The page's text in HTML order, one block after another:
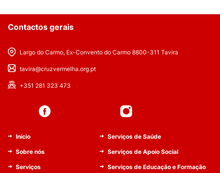
Contactos gerais
Largo do Carmo, Ex-Convento do Carmo 8800-311 Tavira
tavira@cruzvermelha.org.pt
+351 281 323 473
Início
Sobre nós
Serviços
Serviços de Saúde
Serviços de Apoio Social
Serviços de Educação e Formação